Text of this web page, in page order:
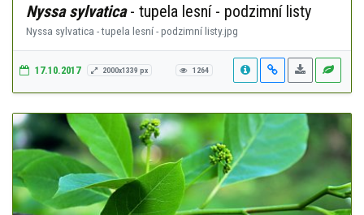
Nyssa sylvatica- tupela lesní - podzimní listy
Nyssa sylvatica - tupela lesní - podzimní listy.jpg
17.10.2017 2000x1339 px 1264